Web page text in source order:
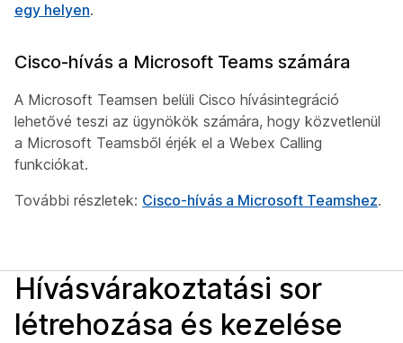
egy helyen.
Cisco-hívás a Microsoft Teams számára
A Microsoft Teamsen belüli Cisco hívásintegráció
lehetővé teszi az ügynökök számára, hogy közvetlenül
a Microsoft Teamsből érjék el a Webex Calling
funkciókat.
További részletek: Cisco-hívás a Microsoft Teamshez.
Hívásvárakoztatási sor
létrehozása és kezelése